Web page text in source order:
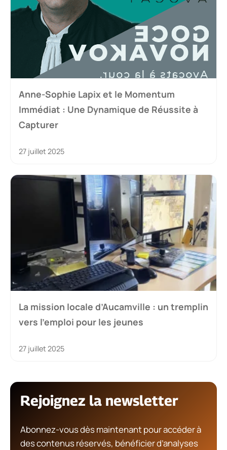
Anne-Sophie Lapix et le Momentum
Immédiat : Une Dynamique de Réussite à
Capturer
27 juillet 2025
La mission locale d’Aucamville : un tremplin
vers l’emploi pour les jeunes
27 juillet 2025
Rejoignez la newsletter
Abonnez-vous dès maintenant pour accéder à
des contenus réservés, bénéficier d’analyses